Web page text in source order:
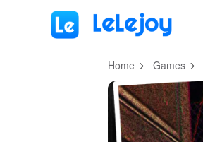
Home Games